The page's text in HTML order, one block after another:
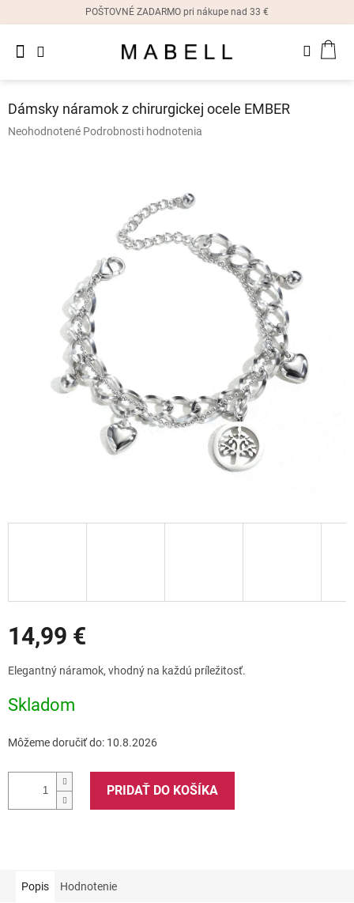
POŠTOVNÉ ZADARMO pri nákupe nad 33 €
Dámske
náušnice
Dámsky náramok z chirurgickej ocele EMBER
Priemerné
Neohodnotené Podrobnosti hodnotenia
14,99 €
cena:
Elegantný náramok, vhodný na každú príležitosť.
Skladom
Môžeme doručiť do: 10.8.2026
PRIDAŤ DO KOŠÍKA
Popis Hodnotenie